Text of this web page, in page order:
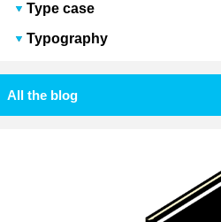
Type case
Typography
All the blog